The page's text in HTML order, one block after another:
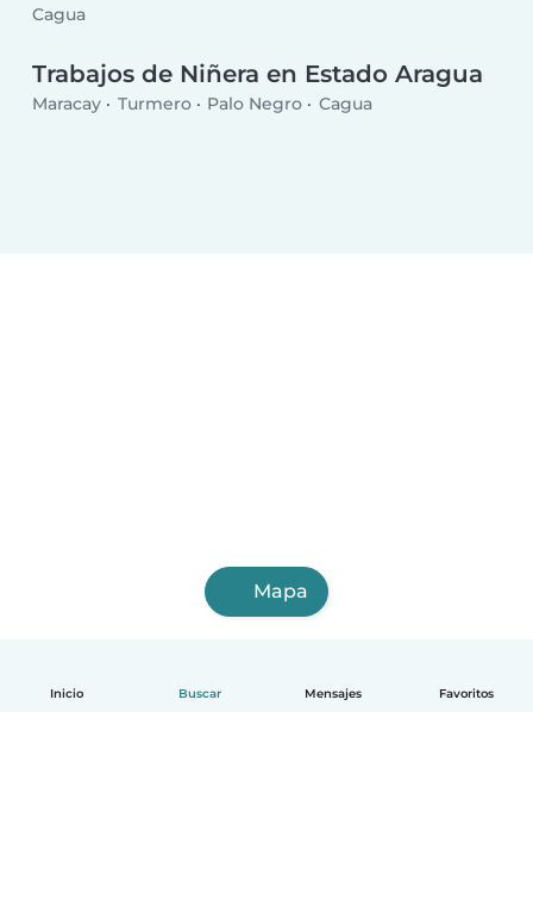
Inicio Buscar Mensajes Favoritos
Cagua
Trabajos de Niñera en Estado Aragua
Maracay Turmero Palo Negro Cagua
Mapa